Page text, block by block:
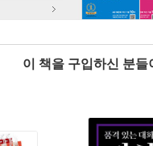
이 책을 구입하신 분